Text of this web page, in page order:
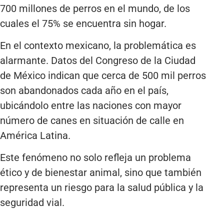
700 millones de perros en el mundo, de los
cuales el 75% se encuentra sin hogar.
En el contexto mexicano, la problemática es
alarmante. Datos del Congreso de la Ciudad
de México indican que cerca de 500 mil perros
son abandonados cada año en el país,
ubicándolo entre las naciones con mayor
número de canes en situación de calle en
América Latina.
Este fenómeno no solo refleja un problema
ético y de bienestar animal, sino que también
representa un riesgo para la salud pública y la
seguridad vial.